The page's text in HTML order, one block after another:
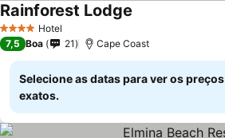
4 EstrelasHotel
Rainforest Lodge
7,5 Boa 21 Cape Coast
Selecione as datas para ver os preços
exatos.